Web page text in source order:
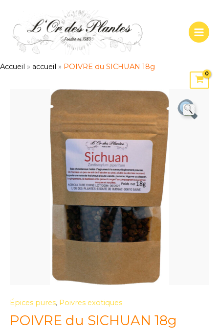
contenu
Accueil » accueil » POIVRE du SICHUAN 18g
Épices pures, Poivres exotiques
POIVRE du SICHUAN 18g